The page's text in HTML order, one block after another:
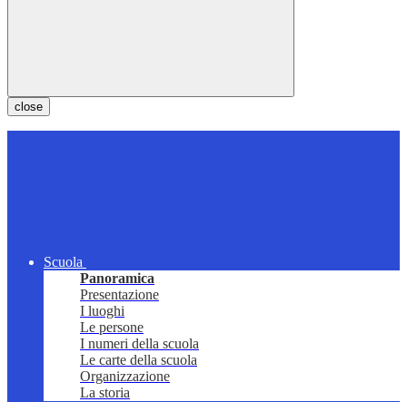
close
Scuola
Panoramica
Presentazione
I luoghi
Le persone
I numeri della scuola
Le carte della scuola
Organizzazione
La storia